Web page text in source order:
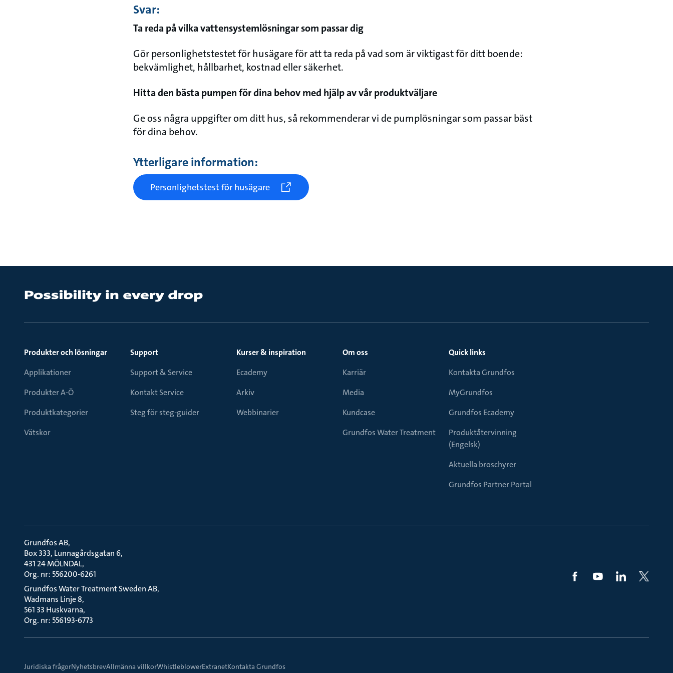
Svar:
Ta reda på vilka vattensystemlösningar som passar dig
Gör personlighetstestet för husägare för att ta reda på vad som är viktigast för ditt boende:
bekvämlighet, hållbarhet, kostnad eller säkerhet.
Hitta den bästa pumpen för dina behov med hjälp av vår produktväljare
Ge oss några uppgifter om ditt hus, så rekommenderar vi de pumplösningar som passar bäst
för dina behov.
Ytterligare information:
Personlighetstest för husägare
Produkter och lösningar
Applikationer
Produkter A-Ö
Produktkategorier
Vätskor
Support
Support & Service
Kontakt Service
Steg för steg-guider
Kurser & inspiration
Ecademy
Arkiv
Webbinarier
Om oss
Karriär
Media
Kundcase
Grundfos Water Treatment
Quick links
Kontakta Grundfos
MyGrundfos
Grundfos Ecademy
Produktåtervinning
(Engelsk)
Aktuella broschyrer
Grundfos Partner Portal
Grundfos AB
Box 333, Lunnagårdsgatan 6
431 24 MÖLNDAL
Org. nr: 556200-6261
Grundfos Water Treatment Sweden AB
Wadmans Linje 8
561 33 Huskvarna
Org. nr: 556193-6773
Juridiska frågorNyhetsbrevAllmänna villkorWhistleblowerExtranetKontakta Grundfos